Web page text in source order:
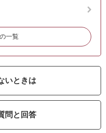
一覧
いときは
問と回答